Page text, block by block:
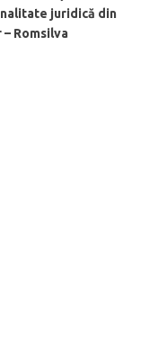
juridică din
Romsilva